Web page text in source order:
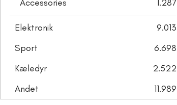
Accessories
1.287
Elektronik
9.013
Sport
6.698
Kæledyr
2.522
Andet
11.989